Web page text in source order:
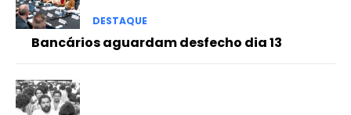
DESTAQUE
Bancários aguardam desfecho dia 13